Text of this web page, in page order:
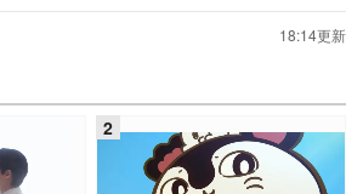
18:14更新